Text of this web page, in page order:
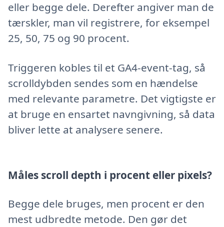
eller begge dele. Derefter angiver man de
tærskler, man vil registrere, for eksempel
25, 50, 75 og 90 procent.
Triggeren kobles til et GA4-event-tag, så
scrolldybden sendes som en hændelse
med relevante parametre. Det vigtigste er
at bruge en ensartet navngivning, så data
bliver lette at analysere senere.
Måles scroll depth i procent eller pixels?
Begge dele bruges, men procent er den
mest udbredte metode. Den gør det